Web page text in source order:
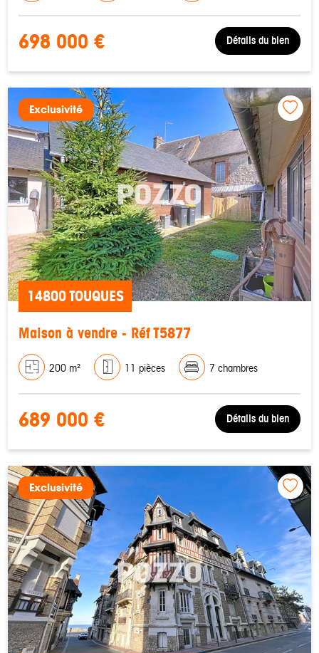
698 000 € Détails du bien
Exclusivité
14800 TOUQUES
Maison à vendre - Réf T5877
200 m² 11 pièces 7 chambres
689 000 € Détails du bien
Exclusivité